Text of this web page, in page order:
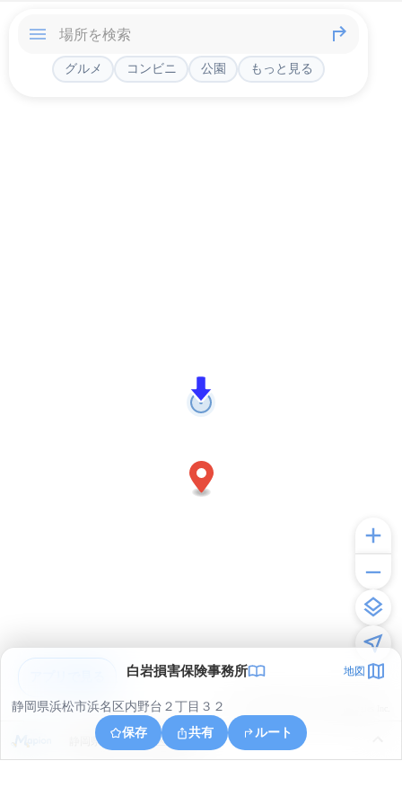
グルメ コンビニ 公園 もっと見る
白岩損害保険事務所 地図
静岡県浜松市浜名区内野台２丁目３２
保存
共有 ルート
静岡県浜松市浜名区都田町